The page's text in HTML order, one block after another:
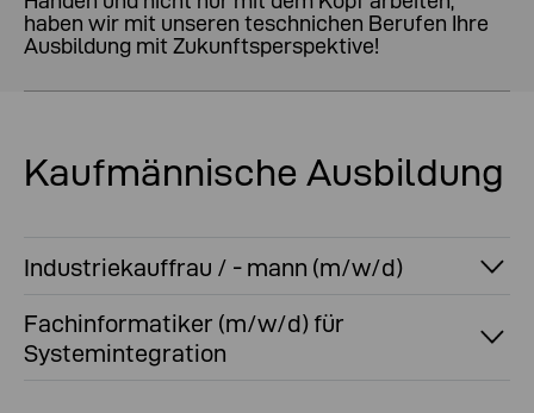
haben wir mit unseren teschnichen Berufen Ihre
Ausbildung mit Zukunftsperspektive!
Kaufmännische Ausbildung
Industriekauffrau / - mann (m/w/d)
Fachinformatiker (m/w/d) für
Systemintegration